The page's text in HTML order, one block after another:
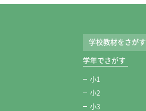
学校教材をさがす
学年でさがす
小1
小2
小3